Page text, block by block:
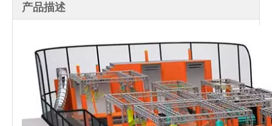
产品描述